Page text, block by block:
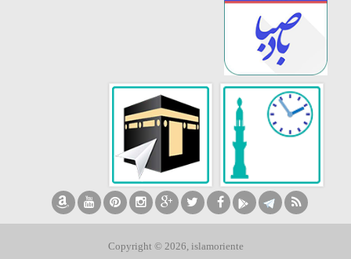
Copyright © 2026, islamoriente